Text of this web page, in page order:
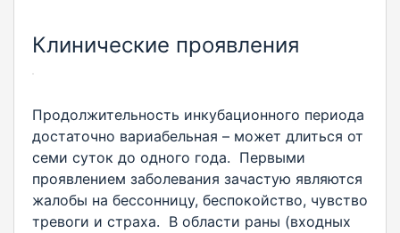
Клинические проявления
Продолжительность инкубационного периода
достаточно вариабельная – может длиться от
семи суток до одного года. Первыми
проявлением заболевания зачастую являются
жалобы на бессонницу, беспокойство, чувство
тревоги и страха. В области раны (входных